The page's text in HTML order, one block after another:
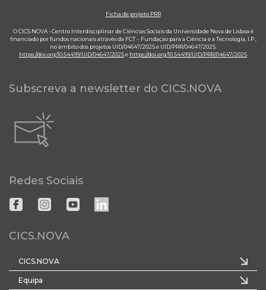
Ficha de projeto PRR
O CICS.NOVA - Centro Interdisciplinar de Ciências Sociais da Universidade Nova de Lisboa é
financiado por fundos nacionais através da FCT – Fundação para a Ciência e a Tecnologia, I.P.,
no âmbito dos projetos UID/04647/2025 e UID/PRR/04647/2025.
https://doi.org/10.54499/UID/04647/2025e https://doi.org/10.54499/UID/PRR/04647/2025
Subscreva a newsletter do CICS.NOVA
Redes Sociais
CICS.NOVA
CICS.NOVA
Equipa